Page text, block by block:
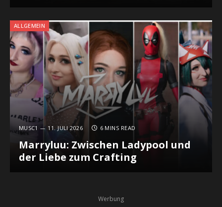
ALLGEMEIN
MUSC1 11. JULI 2026 6 MINS READ
Marryluu: Zwischen Ladypool und
der Liebe zum Crafting
Werbung